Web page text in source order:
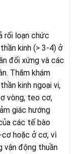
rối loạn chức
kinh (> 3-4) ở
đối xứng và các
Thăm khám
kinh ngoại vi,
vòng, teo cơ,
giác hướng
các tế bào
hoặc ở cơ, vì
vận động thuần